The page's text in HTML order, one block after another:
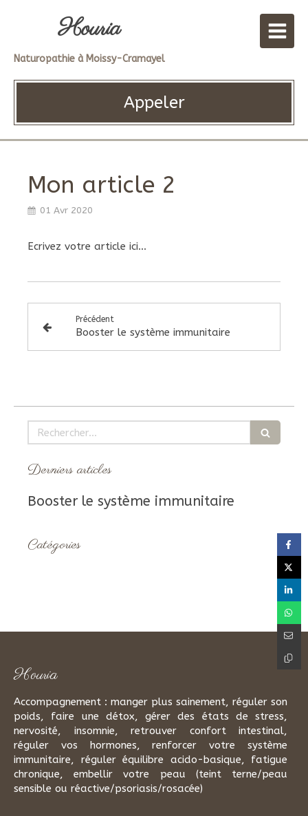
Houria
Naturopathie à Moissy-Cramayel
Appeler
Mon article 2
01 Avr 2020
Ecrivez votre article ici...
Précédent
Booster le système immunitaire
Rechercher
Derniers articles
Booster le système immunitaire
Catégories
Houria
Accompagnement : manger plus sainement, réguler son
poids, faire une détox, gérer des états de stress,
nervosité, insomnie, retrouver confort intestinal,
réguler vos hormones, renforcer votre système
immunitaire, réguler équilibre acido-basique, fatigue
chronique, embellir votre peau (teint terne/peau
sensible ou réactive/psoriasis/rosacée)